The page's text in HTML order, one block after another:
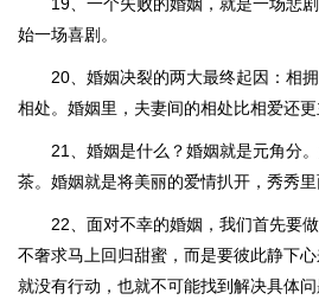
始一场喜剧。
20、婚姻决裂的两大最终起因：相
相处。婚姻里，夫妻间的相处比相爱还更
21、婚姻是什么？婚姻就是元角分
茶。婚姻就是将美丽的爱情扒开，秀秀里
22、面对不幸的婚姻，我们首先要
不奢求马上回归甜蜜，而是要彼此静下
就没有行动，也就不可能找到解决具体问